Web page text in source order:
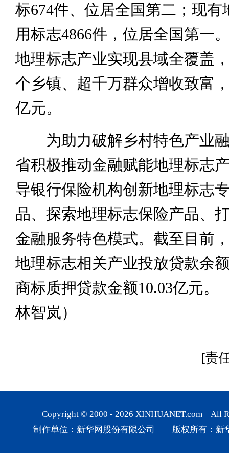
标674件、位居全国第二；现有
用标志4866件，位居全国第一
地理标志产业实现县域全覆盖
个乡镇、超千万群众增收致富
亿元。
为助力破解乡村特色产业融
省积极推动金融赋能地理标志
导银行保险机构创新地理标志
品、探索地理标志保险产品、
金融服务特色模式。截至目前
地理标志相关产业投放贷款余
商标质押贷款金额10.03亿元。
林智岚）
[责
Copyright © 2000 - 2026 XINHUANET.com All
制作单位：新华网股份有限公司 版权所有：新